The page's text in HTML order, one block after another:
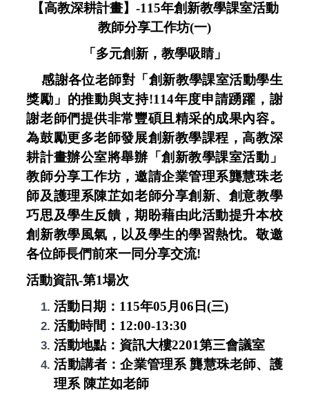
【高教深耕計畫】-115年創新教學課室活動
教師分享工作坊(一)
「多元創新，教學吸睛」
感謝各位老師對「創新教學課室活動學生
獎勵」的推動與支持!114年度申請踴躍，謝
謝老師們提供非常豐碩且精采的成果內容。
為鼓勵更多老師發展創新教學課程，高教深
耕計畫辦公室將舉辦「創新教學課室活動」
教師分享工作坊，邀請企業管理系龔慧珠老
師及護理系陳芷如老師分享創新、創意教學
巧思及學生反饋，期盼藉由此活動提升本校
創新教學風氣，以及學生的學習熱忱。敬邀
各位師長們前來一同分享交流!
活動資訊-第1場次
活動日期：115年05月06日(三)
活動時間：12:00-13:30
活動地點：資訊大樓2201第三會議室
活動講者：企業管理系 龔慧珠老師、護
理系 陳芷如老師